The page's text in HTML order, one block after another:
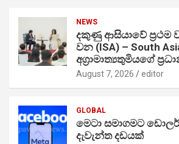
NEWS
දකුණු ආසියාවේ ප්‍රථම
වන (ISA) – South
අග්‍රාමාත්‍යතුමියගේ
August 7, 2026 editor
GLOBAL
මෙටා සමාගමට
දැවැන්ත දඩයක්